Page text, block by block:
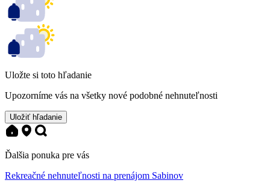
Uložte si toto hľadanie
Upozorníme vás na všetky nové podobné nehnuteľnosti
Uložiť hľadanie
Ďalšia ponuka pre vás
Rekreačné nehnuteľnosti na prenájom Sabinov